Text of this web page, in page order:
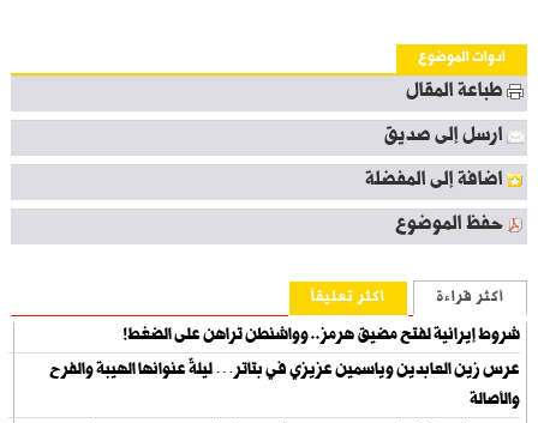
أدوات الموضوع
طباعة المقال
ارسل إلى صديق
اضافة إلى المفضلة
حفظ الموضوع
أكثر قراءة أكثر تعليقاً
شروط إيرانية لفتح مضيق هرمز.. وواشنطن تراهن على الضغط!
عرس زين العابدين وياسمين عزيزي في بتاتر… ليلةٌ عنوانها الهيبة والفرح
والأصالة